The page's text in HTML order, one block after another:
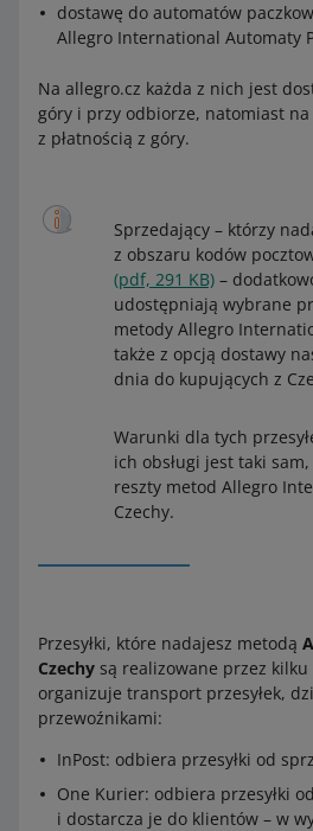
dostawę do automatów
Allegro International Automaty
Na allegro.cz każda z nich jest
góry i przy odbiorze, natomiast na
z płatnością z góry.
Sprzedający – którzy
z obszaru kodów
(pdf, 291 KB) –
udostępniają wybrane
metody Allegro
także z opcją dostawy
dnia do kupujących z
Warunki dla tych
ich obsługi jest taki
reszty metod Allegro
Czechy.
Przesyłki, które nadajesz metodą
Czechy są realizowane przez
organizuje transport przesyłek,
przewoźnikami:
InPost: odbiera przesyłki od
One Kurier: odbiera przesyłki
i dostarcza je do klientów – w